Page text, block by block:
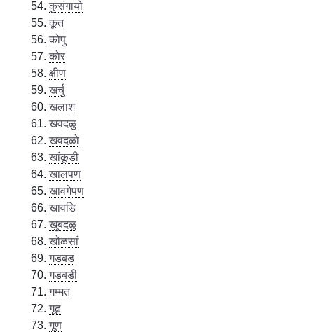
कुसंगायो
कूत
कोपु
कोर
क्षीण
खर्चु
खलाश
खवदळु
खवदळो
खांकूडी
खालपण
खावगेपण
खावडि
खुबदळु
खोळसां
गडबड
गडबडी
गम्मत
गूढ
गूण